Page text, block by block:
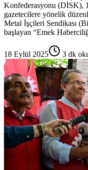
Konfederasyonu (DİSK),
gazetecilere yönelik
Metal İşçileri Sendikası
başlayan “Emek
18 Eylül 2025 3 dk